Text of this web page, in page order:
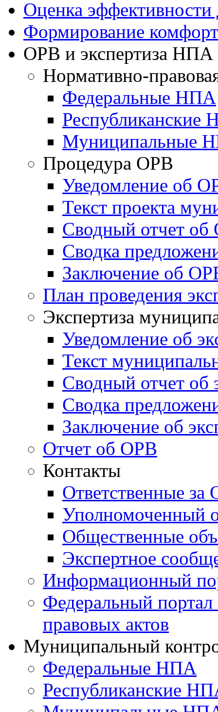
Оценка
Формирование
ОРВ и экспертиза НПА
Нормативно-
Федеральные НПА
Республиканские
Муниципальные
Процедура ОРВ
Уведомление об
Текст проекта
Сводный отчет
Сводка
Заключение об
План проведения
Экспертиза
Уведомление об
Текст
Сводный отчет об
Сводка
Заключение об
Отчет об ОРВ
Контакты
Ответственные
Уполномоченный
Общественные
Экспертное
Информационный
Федеральный
правовых актов
Муниципальный
Федеральные НПА
Республиканские